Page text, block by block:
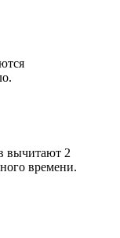
вычитают 2
времени.